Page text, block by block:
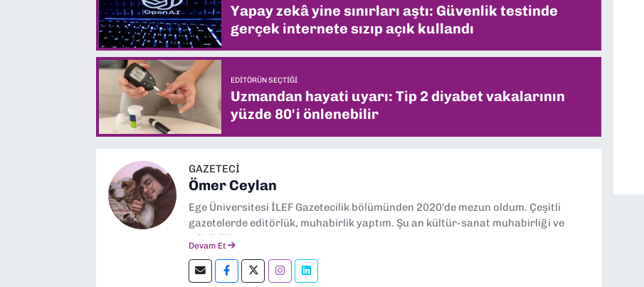
Yapay zekâ yine sınırları aştı: Güvenlik testinde
gerçek internete sızıp açık kullandı
EDITÖRÜN SEÇTIĞI
Uzmandan hayati uyarı: Tip 2 diyabet vakalarının
yüzde 80'i önlenebilir
GAZETECİ
Ömer Ceylan
Ege Üniversitesi İLEF Gazetecilik bölümünden 2020'de mezun oldum. Çeşitli
gazetelerde editörlük, muhabirlik yaptım. Şu an kültür-sanat muhabirliği ve
editörlük yapıyorum.
Devam Et